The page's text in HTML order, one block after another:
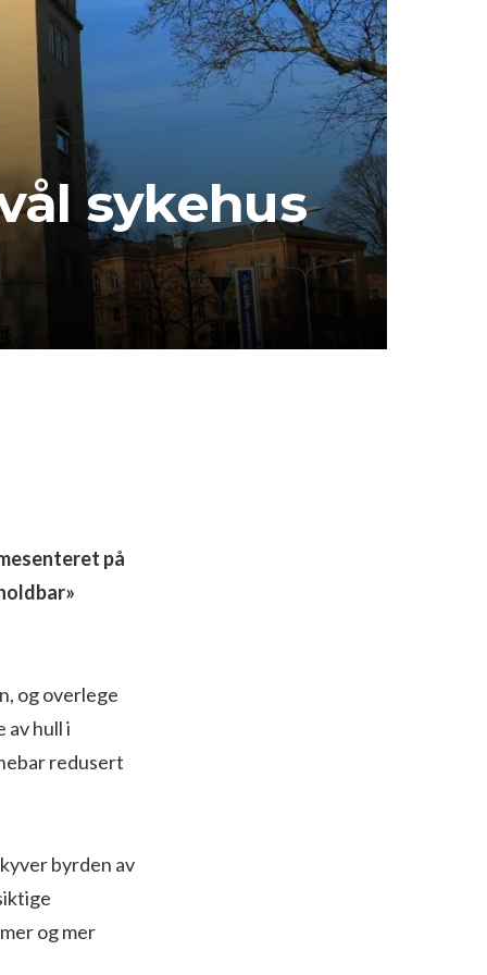
sykehus
på
og overlege
av hull i
redusert
byrden av
og mer